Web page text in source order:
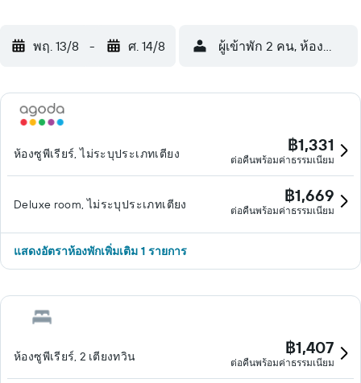
พฤ. 13/8 - ศ. 14/8 ผู้เข้าพัก 2 คน, ห้องพัก 1
ห้องซูพีเรียร์, ไม่ระบุประเภทเตียง ฿1,331
ต่อคืนพร้อมค่าธรรมเนียม
Deluxe room, ไม่ระบุประเภทเตียง ฿1,669
ต่อคืนพร้อมค่าธรรมเนียม
แสดงอัตราห้องพักเพิ่มเติม 1 รายการ
ห้องซูพีเรียร์, 2 เตียงทวิน ฿1,407
ต่อคืนพร้อมค่าธรรมเนียม